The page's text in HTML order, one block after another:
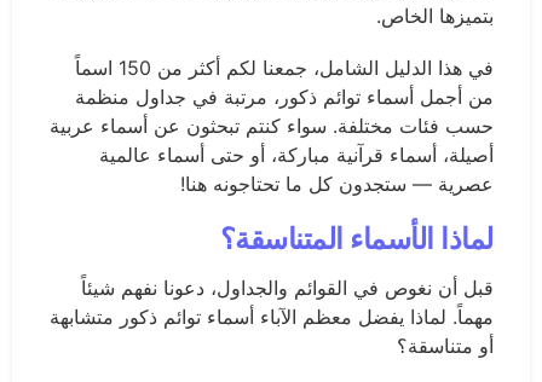
بتميزها الخاص.
في هذا الدليل الشامل، جمعنا لكم أكثر من 150 اسماً
من أجمل أسماء توائم ذكور، مرتبة في جداول منظمة
حسب فئات مختلفة. سواء كنتم تبحثون عن أسماء عربية
أصيلة، أسماء قرآنية مباركة، أو حتى أسماء عالمية
عصرية — ستجدون كل ما تحتاجونه هنا!
لماذا الأسماء المتناسقة؟
قبل أن نغوص في القوائم والجداول، دعونا نفهم شيئاً
مهماً. لماذا يفضل معظم الآباء أسماء توائم ذكور متشابهة
أو متناسقة؟